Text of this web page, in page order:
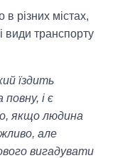
в різних містах,
види транспорту
їздить
і є
якщо людина
але
вигадувати